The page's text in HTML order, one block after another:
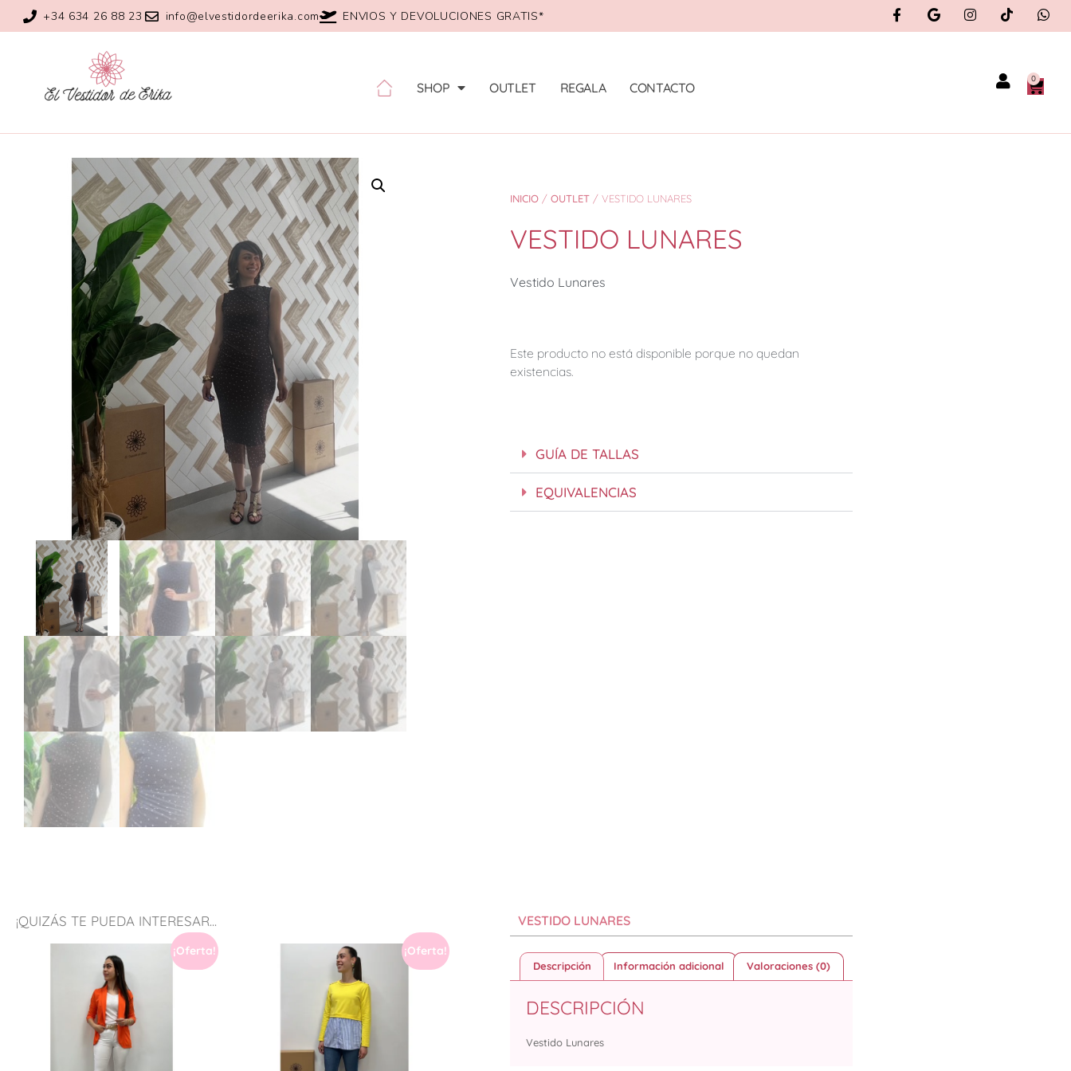
+34 634 26 88 23 info@elvestidordeerika.com ENVIOS Y DEVOLUCIONES GRATIS*
SHOP OUTLET REGALA CONTACTO
0
INICIO / OUTLET / VESTIDO LUNARES
VESTIDO LUNARES
Vestido Lunares
Este producto no está disponible porque no quedan
existencias.
GUÍA DE TALLAS
EQUIVALENCIAS
¡QUIZÁS TE PUEDA INTERESAR...
¡Oferta! ¡Oferta!
VESTIDO LUNARES
Descripción Información adicional Valoraciones (0)
DESCRIPCIÓN
Vestido Lunares